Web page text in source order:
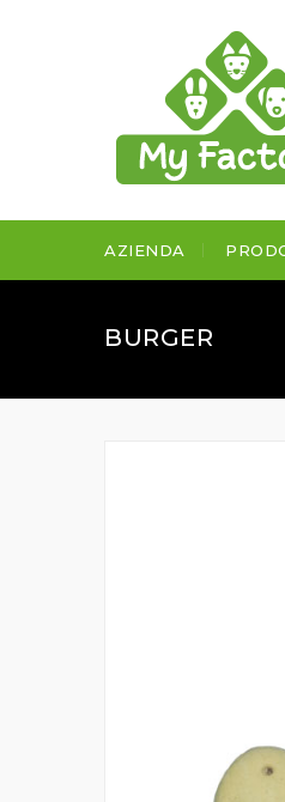
AZIENDA
BURGER